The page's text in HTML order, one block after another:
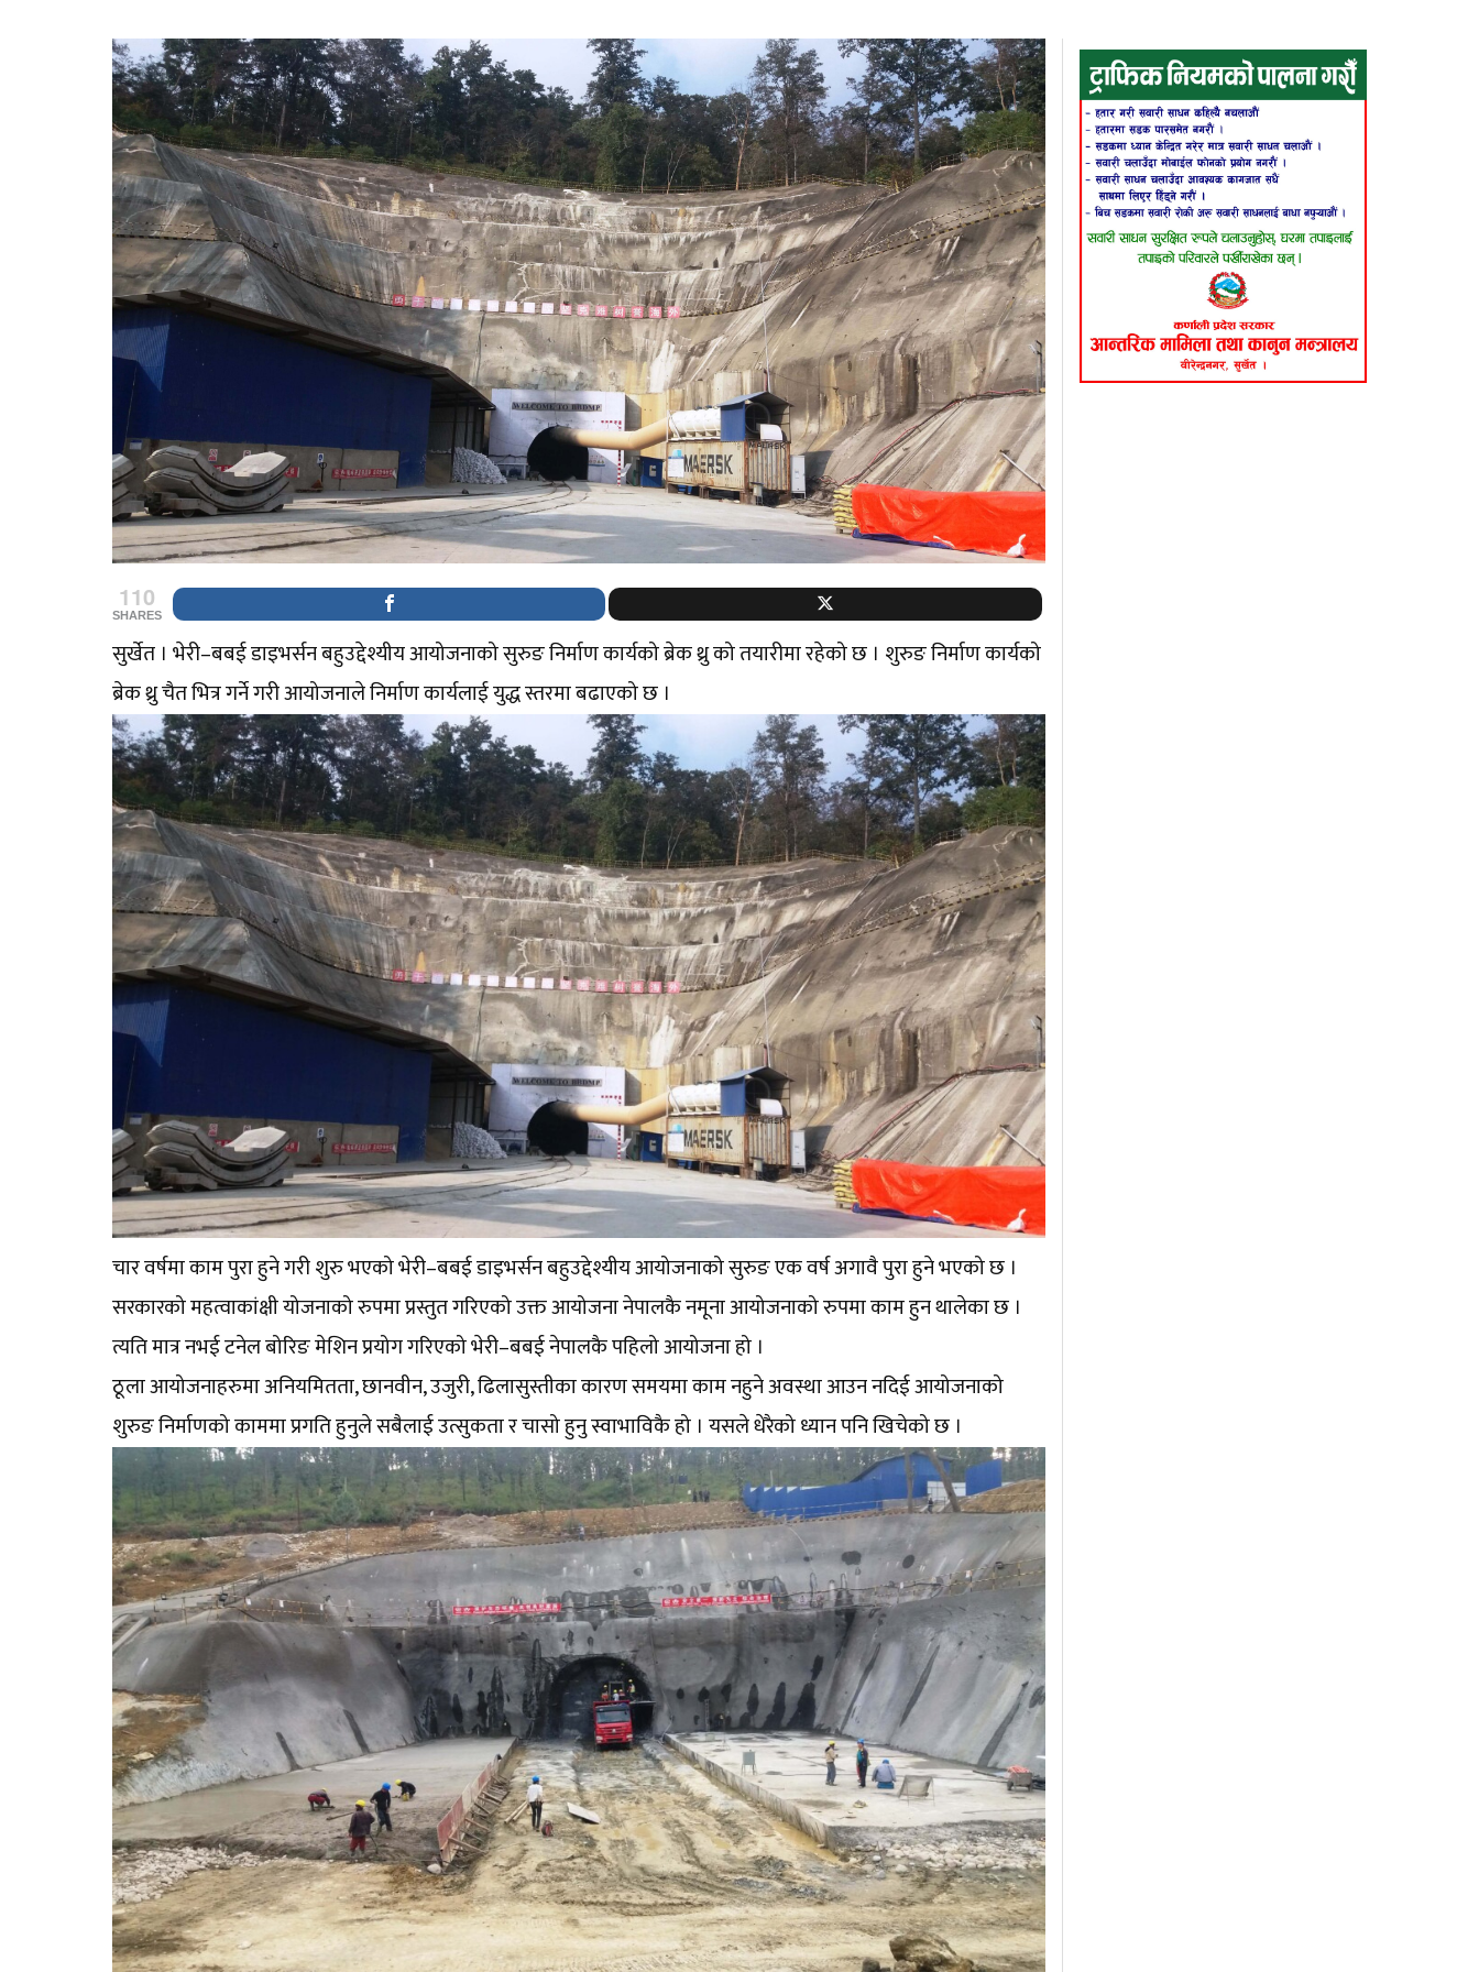
110
SHARES
सुर्खेत । भेरी–बबई डाइभर्सन बहुउद्देश्यीय आयोजनाको सुरुङ निर्माण कार्यको ब्रेक थ्रु को तयारीमा रहेको छ । शुरुङ निर्माण कार्यको
ब्रेक थ्रु चैत भित्र गर्ने गरी आयोजनाले निर्माण कार्यलाई युद्ध स्तरमा बढाएको छ ।
चार वर्षमा काम पुरा हुने गरी शुरु भएको भेरी–बबई डाइभर्सन बहुउद्देश्यीय आयोजनाको सुरुङ एक वर्ष अगावै पुरा हुने भएको छ ।
सरकारको महत्वाकांक्षी योजनाको रुपमा प्रस्तुत गरिएको उक्त आयोजना नेपालकै नमूना आयोजनाको रुपमा काम हुन थालेका छ ।
त्यति मात्र नभई टनेल बोरिङ मेशिन प्रयोग गरिएको भेरी–बबई नेपालकै पहिलो आयोजना हो ।
ठूला आयोजनाहरुमा अनियमितता, छानवीन, उजुरी, ढिलासुस्तीका कारण समयमा काम नहुने अवस्था आउन नदिई आयोजनाको
शुरुङ निर्माणको काममा प्रगति हुनुले सबैलाई उत्सुकता र चासो हुनु स्वाभाविकै हो । यसले धेरैको ध्यान पनि खिचेको छ ।